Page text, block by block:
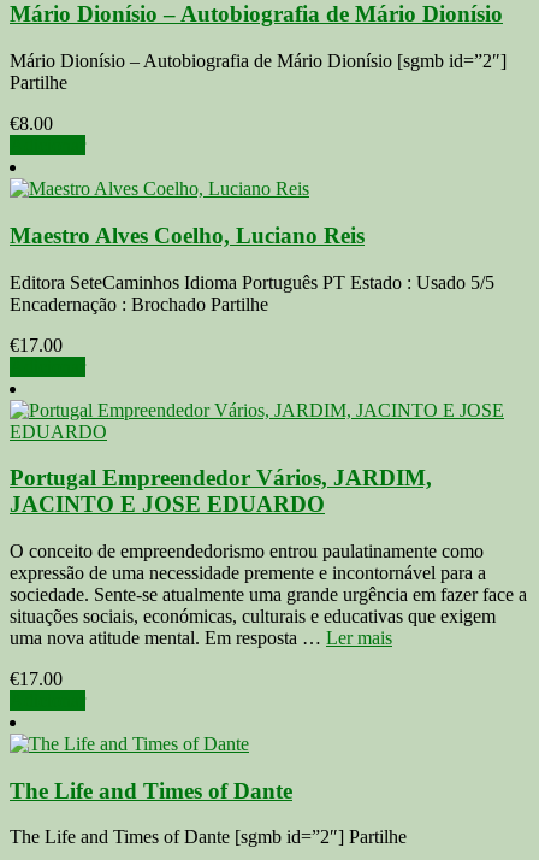
(Autor)
Aguilar
(Autor)
em
de
2011
(Brochado)
Português
El
Mário Dionísio – Autobiografia de Mário Dionísio
Mário Dionísio – Autobiografia de Mário Dionísio [sgmb id=”2″]
Partilhe
€8.00
Maestro Alves Coelho, Luciano Reis
Editora SeteCaminhos Idioma Português PT Estado : Usado 5/5
Encadernação : Brochado Partilhe
€17.00
Portugal Empreendedor Vários, JARDIM,
JACINTO E JOSE EDUARDO
O conceito de empreendedorismo entrou paulatinamente como
expressão de uma necessidade premente e incontornável para a
sociedade. Sente-se atualmente uma grande urgência em fazer face a
situações sociais, económicas, culturais e educativas que exigem
uma nova atitude mental. Em resposta … Ler mais
€17.00
The Life and Times of Dante
The Life and Times of Dante [sgmb id=”2″] Partilhe